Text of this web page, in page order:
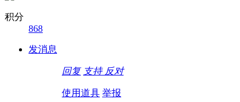
积分
868
发消息
回复 支持 反对
使用道具 举报